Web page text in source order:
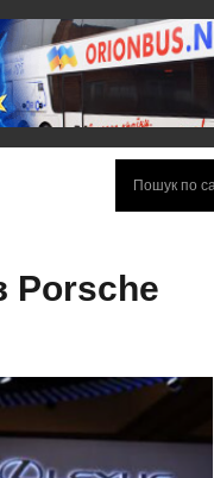
Porsche